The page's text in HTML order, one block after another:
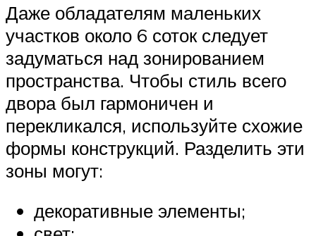
Даже обладателям маленьких
участков около 6 соток следует
задуматься над зонированием
пространства. Чтобы стиль всего
двора был гармоничен и
перекликался, используйте схожие
формы конструкций. Разделить эти
зоны могут:
декоративные элементы;